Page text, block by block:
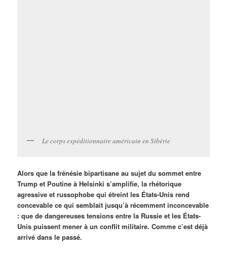
Le corps expéditionnaire américain en Sibérie
Alors que la frénésie bipartisane au sujet du sommet entre
Trump et Poutine à Helsinki s’amplifie, la rhétorique
agressive et russophobe qui étreint les États-Unis rend
concevable ce qui semblait jusqu’à récemment inconcevable
: que de dangereuses tensions entre la Russie et les États-
Unis puissent mener à un conflit militaire. Comme c’est déjà
arrivé dans le passé.